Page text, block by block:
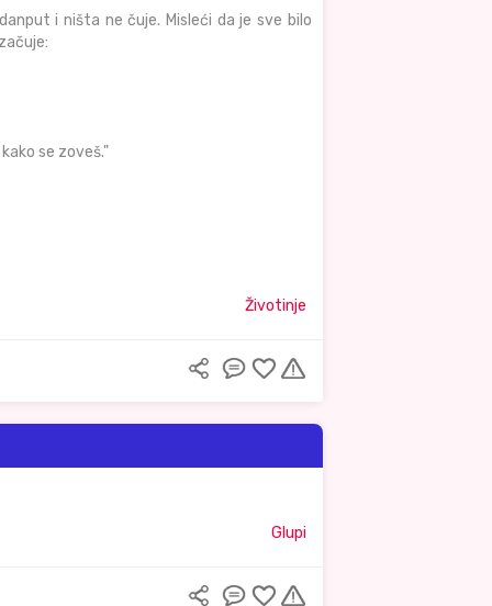
i ništa ne čuje. Misleći da je sve bilo
se zoveš."
Životinje
Glupi